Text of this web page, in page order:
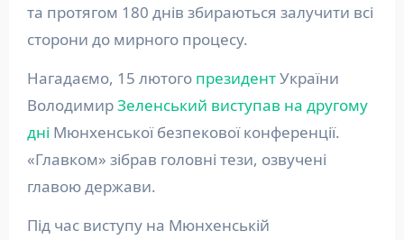
та протягом 180 днів збираються залучити всі
сторони до мирного процесу.
Нагадаємо, 15 лютого президентУкраїни
ВолодимирЗеленський виступав на другому
дні Мюнхенської безпекової конференції.
«Главком» зібрав головні тези, озвучені
главою держави.
Під час виступу на Мюнхенській